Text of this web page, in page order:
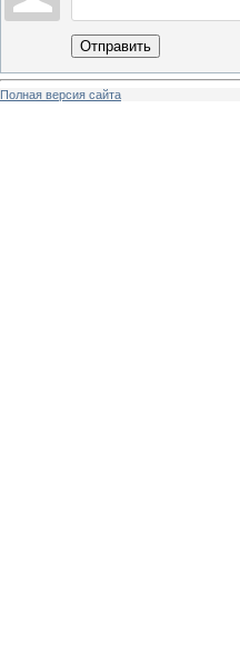
Отправить
Полная версия сайта